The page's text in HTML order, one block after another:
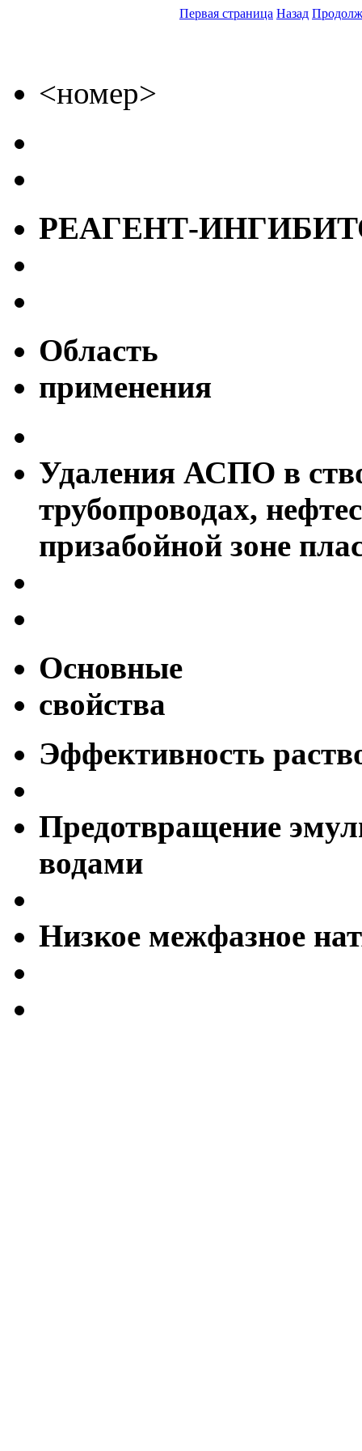
Первая страница Назад
<номер>
РЕАГЕНТ-
Область
применения
Удаления АСПО в
трубопроводах,
призабойной зоне
Основные
свойства
Эффективность
Предотвращение
водами
Низкое межфазное